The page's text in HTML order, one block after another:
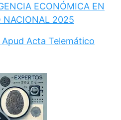
ECONÓMICA EN
NACIONAL 2025
Acta Telemático